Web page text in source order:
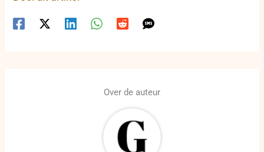
Over de auteur